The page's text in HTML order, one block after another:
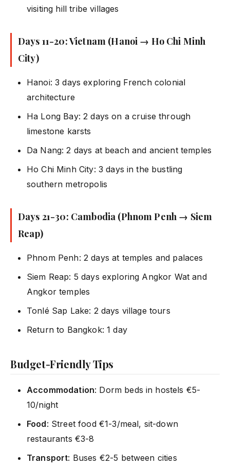
visiting hill tribe villages
Days 11-20: Vietnam (Hanoi → Ho Chi Minh
City)
Hanoi: 3 days exploring French colonial
architecture
Ha Long Bay: 2 days on a cruise through
limestone karsts
Da Nang: 2 days at beach and ancient temples
Ho Chi Minh City: 3 days in the bustling
southern metropolis
Days 21-30: Cambodia (Phnom Penh → Siem
Reap)
Phnom Penh: 2 days at temples and palaces
Siem Reap: 5 days exploring Angkor Wat and
Angkor temples
Tonlé Sap Lake: 2 days village tours
Return to Bangkok: 1 day
Budget-Friendly Tips
Accommodation: Dorm beds in hostels €5-
10/night
Food: Street food €1-3/meal, sit-down
restaurants €3-8
Transport: Buses €2-5 between cities